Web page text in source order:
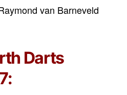
van Barneveld
Darts